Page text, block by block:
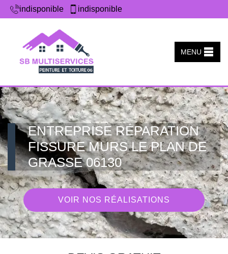
indisponible indisponible
MENU
ENTREPRISE RÉPARATION
FISSURE MURS LE PLAN DE
GRASSE 06130
VOIR NOS RÉALISATIONS